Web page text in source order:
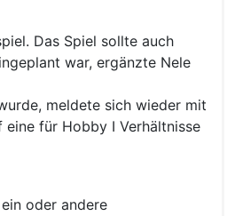
Das Spiel sollte auch
war, ergänzte Nele
meldete sich wieder mit
für Hobby I Verhältnisse
oder andere